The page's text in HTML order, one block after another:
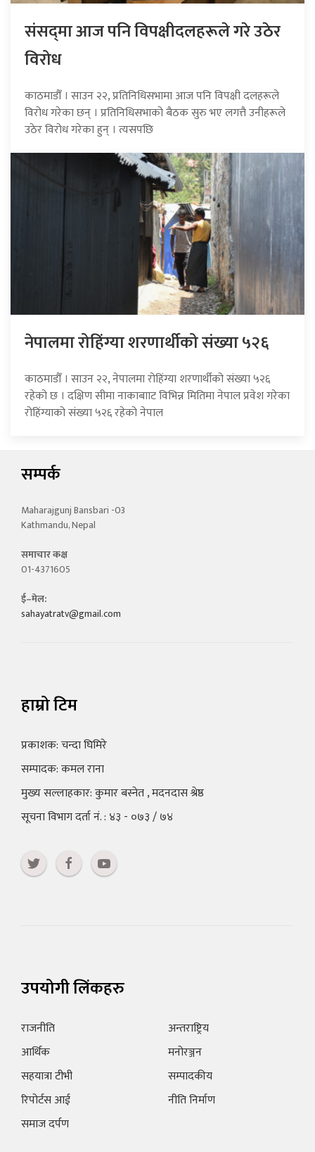
संसद्‍मा आज पनि विपक्षीदलहरूले गरे उठेर
विरोध
काठमाडौँ । साउन २२, प्रतिनिधिसभामा आज पनि विपक्षी दलहरूले
विरोध गरेका छन् । प्रतिनिधिसभाको बैठक सुरु भए लगत्तै उनीहरूले
उठेर विरोध गरेका हुन् । त्यसपछि
नेपालमा रोहिंग्या शरणार्थीको संख्या ५२६
काठमाडौँ । साउन २२, नेपालमा रोहिंग्या शरणार्थीको संख्या ५२६
रहेको छ । दक्षिण सीमा नाकाबााट विभिन्न मितिमा नेपाल प्रवेश गरेका
रोहिंग्याको संख्या ५२६ रहेको नेपाल
सम्पर्क
Maharajgunj Bansbari -03
Kathmandu, Nepal
समाचार कक्ष
01-4371605
ई–मेल:
sahayatratv@gmail.com
हाम्रो टिम
प्रकाशक: चन्दा घिमिरे
सम्पादक: कमल राना
मुख्य सल्लाहकार: कुमार बस्नेत , मदनदास श्रेष्ठ
सूचना विभाग दर्ता नं. : ४३ - ०७३ / ७४
उपयोगी लिंकहरु
राजनीति
आर्थिक
सहयात्रा टीभी
रिपोर्टस आई
समाज दर्पण
अन्तराष्ट्रिय
मनोरञ्जन
सम्पादकीय
नीति निर्माण